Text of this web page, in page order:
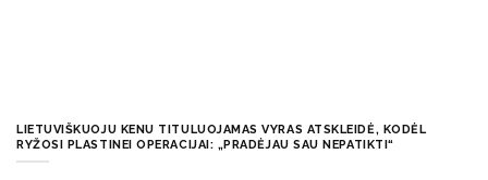
LIETUVIŠKUOJU KENU TITULUOJAMAS VYRAS ATSKLEIDĖ, KODĖL
RYŽOSI PLASTINEI OPERACIJAI: „PRADĖJAU SAU NEPATIKTI“